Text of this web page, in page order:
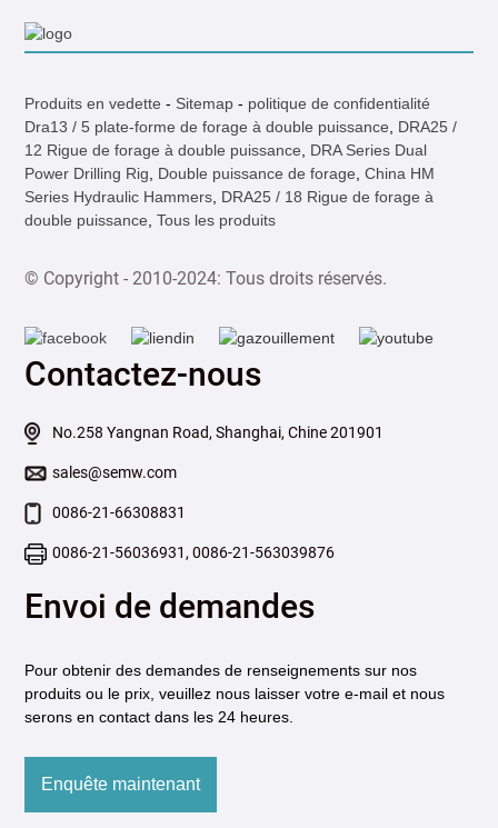
Produits en vedette - Sitemap - politique de confidentialité
Dra13 / 5 plate-forme de forage à double puissance
DRA25 /
12 Rigue de forage à double puissance
DRA Series Dual
Power Drilling Rig
Double puissance de forage ,China HM
Series Hydraulic Hammers DRA25 / 18 Rigue de forage à
double puissance ,Tous les produits
© Copyright - 2010-2024: Tous droits réservés.
Contactez-nous
No.258 Yangnan Road, Shanghai, Chine 201901
sales@semw.com
0086-21-66308831
0086-21-56036931, 0086-21-563039876
Envoi de demandes
Pour obtenir des demandes de renseignements sur nos
produits ou le prix, veuillez nous laisser votre e-mail et nous
serons en contact dans les 24 heures.
Enquête maintenant